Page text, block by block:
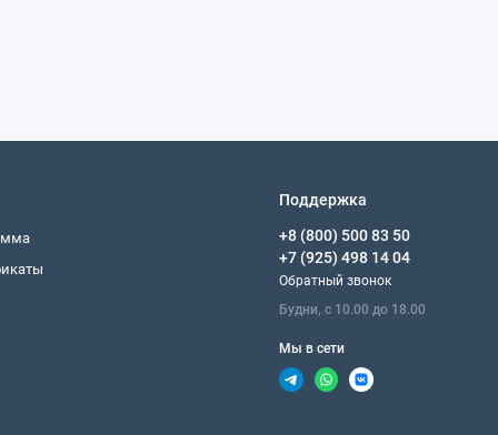
Поддержка
+8 (800) 500 83 50
+7 (925) 498 14 04
Обратный звонок
Будни, с 10.00 до 18.00
Мы в сети